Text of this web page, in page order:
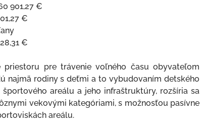
901,27 €
€
€
priestoru pre trávenie voľného času obyvateľom
najmä rodiny s deťmi a to vybudovaním detského
areálu a jeho infraštruktúry, rozšíria sa
vekovými kategóriami, s možnosťou pasívne
areálu.